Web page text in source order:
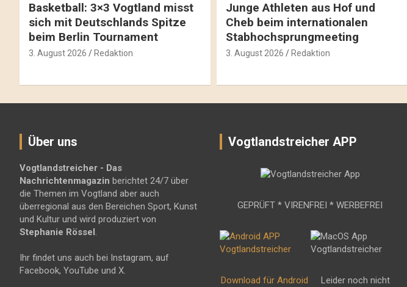
Basketball: 3×3 Vogtland misst
sich mit Deutschlands Spitze
beim Berlin Tournament
3. August 2026 Redaktion
Junge Athleten aus Hof und
Cheb beim internationalen
Stabhochsprungmeeting
3. August 2026 Redaktion
Über uns
Vogtlandstreicher - Das
Nachrichtenmagazin berichtet 24/7 über
die Themen im Vogtland aber auch
überregional aus den Bereichen Sport, Kunst
und Kultur und wird produziert von
Stephanie Rössel.
Ihr findet uns auch bei Instagram, auf
Facebook, YouTube und X.
Vogtlandstreicher APP
GEPRÜFT * VIRENFREI * WERBEFREI
Download für Android
Leider noch nicht